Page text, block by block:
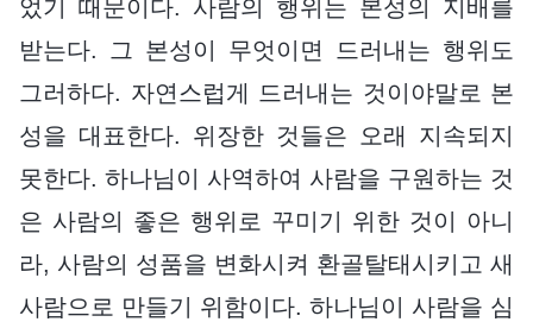
었기 때문이다. 사람의 행위는 본성의 지배를
받는다. 그 본성이 무엇이면 드러내는 행위도
그러하다. 자연스럽게 드러내는 것이야말로 본
성을 대표한다. 위장한 것들은 오래 지속되지
못한다. 하나님이 사역하여 사람을 구원하는 것
은 사람의 좋은 행위로 꾸미기 위한 것이 아니
라, 사람의 성품을 변화시켜 환골탈태시키고 새
사람으로 만들기 위함이다. 하나님이 사람을 심